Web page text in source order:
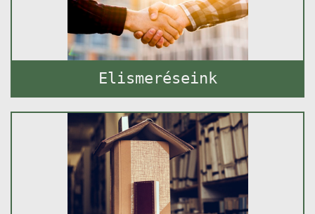
Elismeréseink